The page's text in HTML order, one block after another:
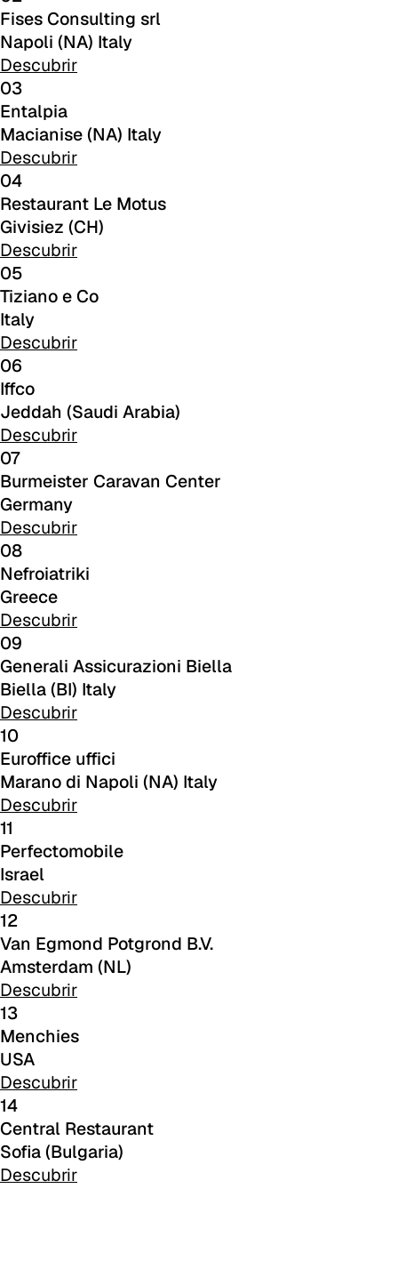
A 26F
A 28F
A 29F
A 30F
A 37F
3D Fabric (Cat. A - Tejido de poliéster)
A 3BE
A 3GR
A 3BL
A 3NE
Skill/Secret (Cat. C - Polipiel)
C 40F
C 41F
C 42F
C 43F
C 45F
C 46F
C 47F
C 48F
C 49F
C 50F
C 51F
C 52F
C 53F
Cura (Cat. C - Tejido)
C 30C
C 31C
C 32C
C 33C
C 34C
Fises Consulting srl
Napoli (NA) Italy
Descubrir
03
Entalpia
Macianise (NA) Italy
Descubrir
04
Restaurant Le Motus
Givisiez (CH)
Descubrir
05
Tiziano e Co
Italy
Descubrir
06
Iffco
Jeddah (Saudi Arabia)
Descubrir
07
Burmeister Caravan Center
Germany
Descubrir
08
Nefroiatriki
Greece
Descubrir
09
Generali Assicurazioni Biella
Biella (BI) Italy
Descubrir
10
Euroffice uffici
Marano di Napoli (NA) Italy
Descubrir
11
Perfectomobile
Israel
Descubrir
12
Van Egmond Potgrond B.V.
Amsterdam (NL)
Descubrir
13
Menchies
USA
Descubrir
14
Central Restaurant
Sofia (Bulgaria)
Descubrir